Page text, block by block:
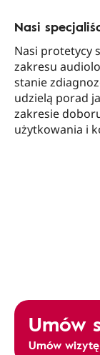
Nasi
Nasi protetycy
zakresu
stanie
udzielą porad
zakresie
użytkowania i
Umów
Umów wizytę